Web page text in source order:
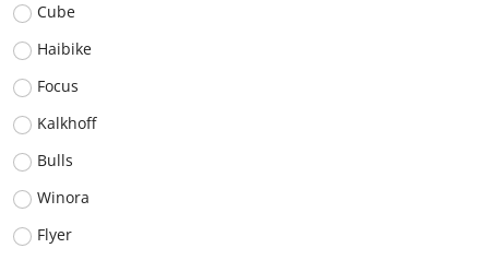
Cube
Haibike
Focus
Kalkhoff
Bulls
Winora
Flyer